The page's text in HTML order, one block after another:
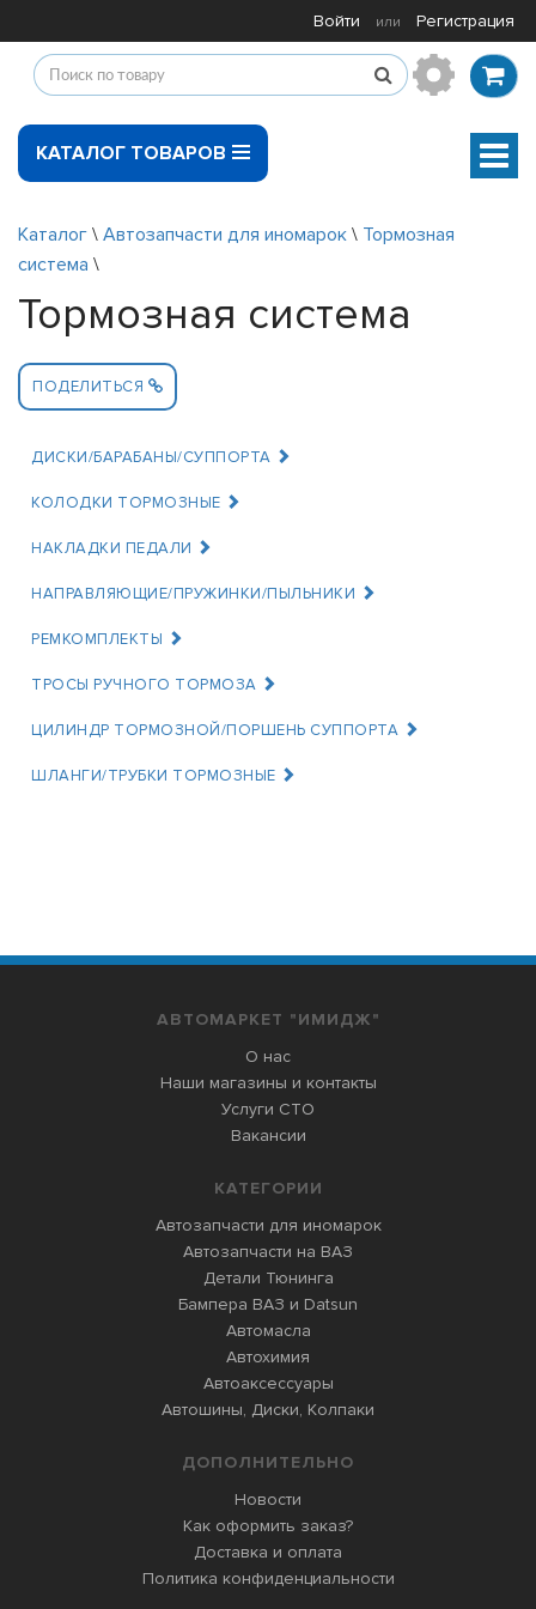
Войти или Регистрация
КАТАЛОГ ТОВАРОВ
Каталог \ Автозапчасти для иномарок \ Тормозная
система \
Тормозная система
ПОДЕЛИТЬСЯ
ДИСКИ/БАРАБАНЫ/СУППОРТА
КОЛОДКИ ТОРМОЗНЫЕ
НАКЛАДКИ ПЕДАЛИ
НАПРАВЛЯЮЩИЕ/ПРУЖИНКИ/ПЫЛЬНИКИ
РЕМКОМПЛЕКТЫ
ТРОСЫ РУЧНОГО ТОРМОЗА
ЦИЛИНДР ТОРМОЗНОЙ/ПОРШЕНЬ СУППОРТА
ШЛАНГИ/ТРУБКИ ТОРМОЗНЫЕ
АВТОМАРКЕТ "ИМИДЖ"
О нас
Наши магазины и контакты
Услуги СТО
Вакансии
КАТЕГОРИИ
Автозапчасти для иномарок
Автозапчасти на ВАЗ
Детали Тюнинга
Бампера ВАЗ и Datsun
Автомасла
Автохимия
Автоаксессуары
Автошины, Диски, Колпаки
ДОПОЛНИТЕЛЬНО
Новости
Как оформить заказ?
Доставка и оплата
Политика конфиденциальности